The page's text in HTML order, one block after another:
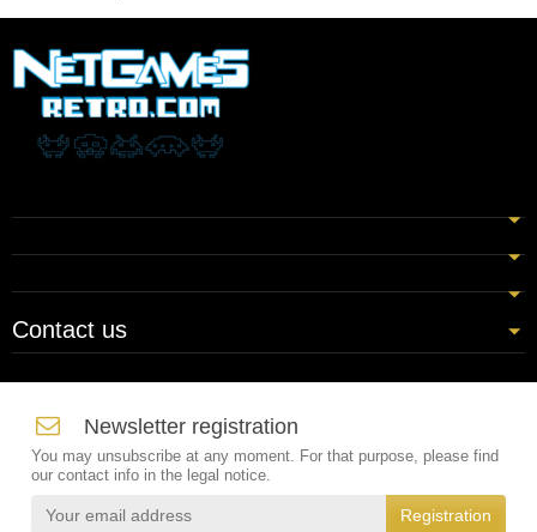
Contact us
Newsletter registration
You may unsubscribe at any moment. For that purpose, please find
our contact info in the legal notice.